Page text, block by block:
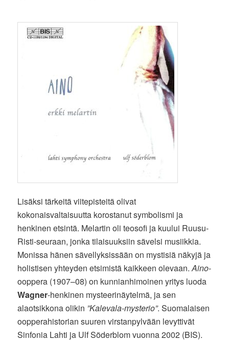
Lisäksi tärkeitä viitepisteitä olivat
kokonaisvaltaisuutta korostanut symbolismi ja
henkinen etsintä. Melartin oli teosofi ja kuului Ruusu-
Risti-seuraan, jonka tilaisuuksiin sävelsi musiikkia.
Monissa hänen sävellyksissään on mystisiä näkyjä ja
holistisen yhteyden etsimistä kaikkeen olevaan.Aino-
ooppera (1907–08) on kunnianhimoinen yritys luoda
Wagner-henkinen mysteerinäytelmä, ja sen
alaotsikkona olikin ”Kalevala-mysterio”. Suomalaisen
oopperahistorian suuren virstanpylvään levyttivät
Sinfonia Lahti ja Ulf Söderblom vuonna 2002 (BIS).